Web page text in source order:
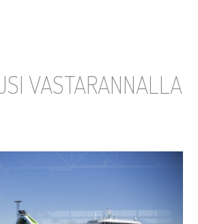
VASTARANNALLA